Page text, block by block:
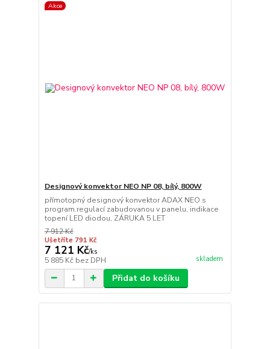
Akce
Designový konvektor NEO NP 08, bílý, 800W
přímotopný designový konvektor ADAX NEO s
program.regulací zabudovanou v panelu, indikace
topení LED diodou, ZÁRUKA 5 LET
7 912 Kč
Ušetříte 791 Kč
7 121 Kč/ks
5 885 Kč bez DPH skladem
Přidat do košíku